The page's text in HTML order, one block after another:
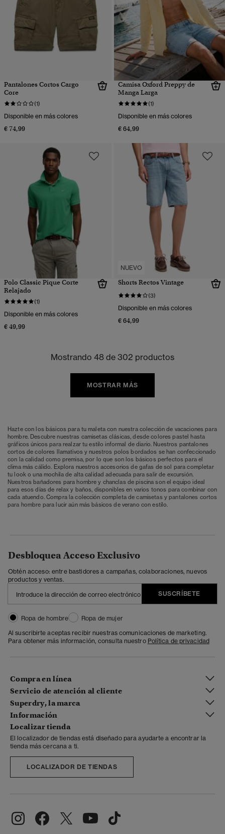
Pantalones Cortos Cargo
Core
(1)
Disponible en más colores
€ 74,99
Camisa Oxford Preppy de
Manga Larga
(1)
Disponible en más colores
€ 64,99
Polo Classic Pique Corte
Relajado
(1)
Disponible en más colores
€ 49,99
NUEVO
Shorts Rectos Vintage
(3)
Disponible en más colores
€ 64,99
Mostrando 48 de 302 productos
MOSTRAR MÁS
Hazte con los básicos para tu maleta con nuestra colección de vacaciones para
hombre. Descubre nuestras camisetas clásicas, desde colores pastel hasta
gráficos únicos para realzar tu estilo informal de diario. Nuestros pantalones
cortos de colores llamativos y nuestros polos bordados se han confeccionado
con la calidad como premisa, por lo que son los básicos perfectos para el
clima más cálido. Explora nuestros accesorios de gafas de sol para completar
tu look o una mochila de alta calidad adecuada para salir de excursión.
Nuestros bañadores para hombre y chanclas de piscina son el equipo ideal
para esos días de relax y baños, disponibles en varios tonos para combinar con
cada atuendo. Compra la colección completa decamisetasypantalones cortos
para hombre para lucir aún más básicos de verano con estilo.
Desbloquea Acceso Exclusivo
Obtén acceso: entre bastidores a campañas, colaboraciones, nuevos
productos y ventas.
SUSCRÍBETE
Ropa de hombre
Ropa de mujer
Al suscribirte aceptas recibir nuestras comunicaciones de marketing.
Para obtener más información, consulta nuestro Política de privacidad
Compra en línea
Servicio de atención al cliente
Superdry, la marca
Información
Localizar tienda
El localizador de tiendas está diseñado para ayudarte a encontrar la
tienda más cercana a ti.
LOCALIZADOR DE TIENDAS